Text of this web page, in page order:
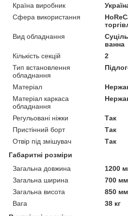
Країна виробник
Сфера використання
Вид обладнання
ванна
Кількість секцій
2
Тип встановлення
обладнання
Матеріал
Матеріал каркаса
обладнання
Регульовані ніжки
Так
Пристінний борт
Так
Отвір під змішувач
Так
Габаритні розміри
Загальна довжина
1200
Загальна ширина
700 мм
Загальна висота
850 мм
Вага
38 кг